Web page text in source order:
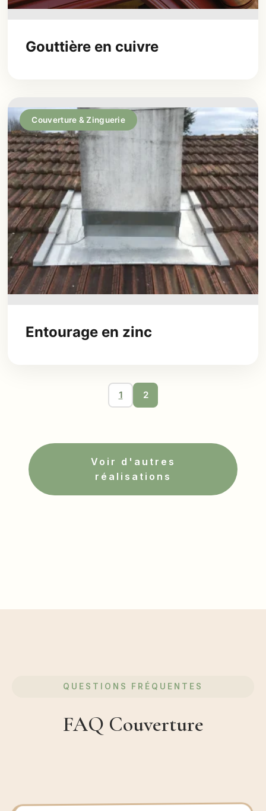
Gouttière en cuivre
Couverture & Zinguerie
Entourage en zinc
1 2
Voir d'autres
réalisations
QUESTIONS FRÉQUENTES
FAQ Couverture